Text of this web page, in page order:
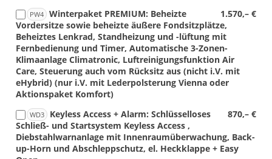
PW4 1.570,– €
Winterpaket PREMIUM: Beheizte
Vordersitze sowie beheizte äußere Fondsitzplätze,
Beheiztes Lenkrad, Standheizung und -lüftung mit
Fernbedienung und Timer, Automatische 3-Zonen-
Klimaanlage Climatronic, Luftreinigungsfunktion Air
Care, Steuerung auch vom Rücksitz aus (nicht i.V. mit
eHybrid) (nur i.V. mit Lederpolsterung Vienna oder
Aktionspaket Komfort)
WD3 870,– €
Keyless Access + Alarm: Schlüsselloses
Schließ- und Startsystem Keyless Access ,
Diebstahlwarnanlage mit Innenraumüberwachung, Back-
up-Horn und Abschleppschutz, el. Heckklappe + Easy